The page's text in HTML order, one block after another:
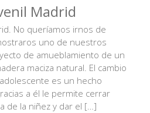
Madrid
No queríamos irnos de
uno de nuestros
de amueblamiento de un
maciza natural. El cambio
es un hecho
a él le permite cerrar
de la niñez y dar el […]